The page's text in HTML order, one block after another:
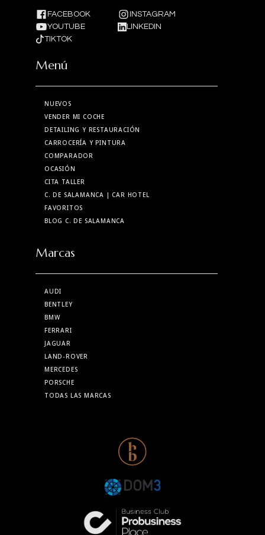
FACEBOOK
INSTAGRAM
YOUTUBE
LINKEDIN
TIKTOK
Menú
NUEVOS
VENDER MI COCHE
DETAILING Y RESTAURACIÓN
CARROCERÍA Y PINTURA
COMPARADOR
OCASIÓN
CITA TALLER
C. DE SALAMANCA | CAR HOTEL
FAVORITOS
BLOG C. DE SALAMANCA
Marcas
AUDI
BENTLEY
BMW
FERRARI
JAGUAR
LAND-ROVER
MERCEDES
PORSCHE
TODAS LAS MARCAS